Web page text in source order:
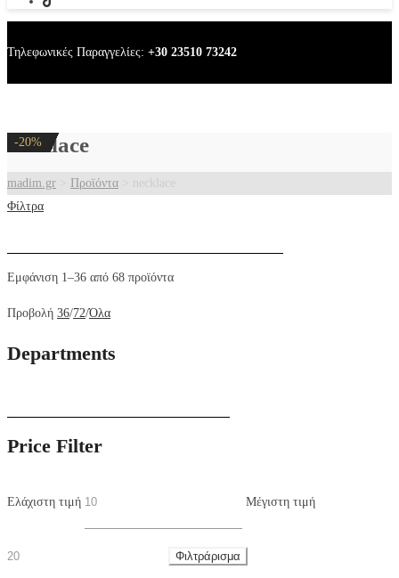
Τηλεφωνικές Παραγγελίες: +30 23510 73242
necklace
madim.gr Προϊόντα
necklace
Φίλτρα
Eμφάνιση 1–36 από 68 προϊόντα
Προβολή 36/72/Όλα
Departments
Price Filter
Ελάχιστη τιμή Μέγιστη τιμή
Φιλτράρισμα
-20%
-20%
-20%
-20%
-20%
-20%
-20%
-20%
-20%
-20%
-20%
-20%
-20%
-20%
-20%
-20%
-20%
-20%
-20%
-20%
-20%
-20%
-20%
-20%
-20%
-20%
-20%
-20%
-20%
-20%
-20%
-20%
-20%
-20%
-20%
-20%